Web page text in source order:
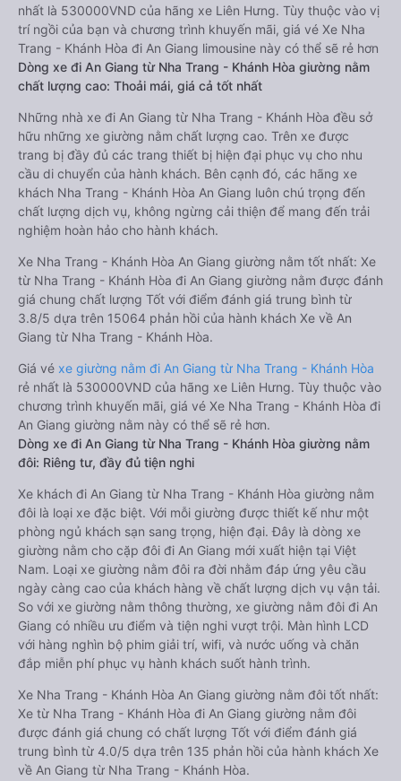
nhất là 530000VND của hãng xe Liên Hưng. Tùy thuộc vào vị
trí ngồi của bạn và chương trình khuyến mãi, giá vé Xe Nha
Trang - Khánh Hòa đi An Giang limousine này có thể sẽ rẻ hơn
Dòng xe đi An Giang từ Nha Trang - Khánh Hòa giường nằm
chất lượng cao: Thoải mái, giá cả tốt nhất
Những nhà xe đi An Giang từ Nha Trang - Khánh Hòa đều sở
hữu những xe giường nằm chất lượng cao. Trên xe được
trang bị đầy đủ các trang thiết bị hiện đại phục vụ cho nhu
cầu di chuyển của hành khách. Bên cạnh đó, các hãng xe
khách Nha Trang - Khánh Hòa An Giang luôn chú trọng đến
chất lượng dịch vụ, không ngừng cải thiện để mang đến trải
nghiệm hoàn hảo cho hành khách.
Xe Nha Trang - Khánh Hòa An Giang giường nằm tốt nhất: Xe
từ Nha Trang - Khánh Hòa đi An Giang giường nằm được đánh
giá chung chất lượng Tốt với điểm đánh giá trung bình từ
3.8/5 dựa trên 15064 phản hồi của hành khách Xe về An
Giang từ Nha Trang - Khánh Hòa.
Giá vé xe giường nằm đi An Giang từ Nha Trang - Khánh Hòa
rẻ nhất là 530000VND của hãng xe Liên Hưng. Tùy thuộc vào
chương trình khuyến mãi, giá vé Xe Nha Trang - Khánh Hòa đi
An Giang giường nằm này có thể sẽ rẻ hơn.
Dòng xe đi An Giang từ Nha Trang - Khánh Hòa giường nằm
đôi: Riêng tư, đầy đủ tiện nghi
Xe khách đi An Giang từ Nha Trang - Khánh Hòa giường nằm
đôi là loại xe đặc biệt. Với mỗi giường được thiết kế như một
phòng ngủ khách sạn sang trọng, hiện đại. Đây là dòng xe
giường nằm cho cặp đôi đi An Giang mới xuất hiện tại Việt
Nam. Loại xe giường nằm đôi ra đời nhằm đáp ứng yêu cầu
ngày càng cao của khách hàng về chất lượng dịch vụ vận tải.
So với xe giường nằm thông thường, xe giường nằm đôi đi An
Giang có nhiều ưu điểm và tiện nghi vượt trội. Màn hình LCD
với hàng nghìn bộ phim giải trí, wifi, và nước uống và chăn
đắp miễn phí phục vụ hành khách suốt hành trình.
Xe Nha Trang - Khánh Hòa An Giang giường nằm đôi tốt nhất:
Xe từ Nha Trang - Khánh Hòa đi An Giang giường nằm đôi
được đánh giá chung có chất lượng Tốt với điểm đánh giá
trung bình từ 4.0/5 dựa trên 135 phản hồi của hành khách Xe
về An Giang từ Nha Trang - Khánh Hòa.